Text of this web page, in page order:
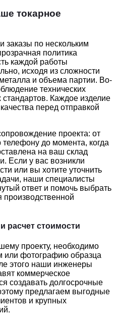
токарное
заказы по нескольким
политика
каждой работы
исходя из сложности
и объема партии. Во-
технических
Каждое изделие
перед отправкой
проекта: от
телефону до момента, когда
на ваш склад
Если у вас возникли
или вы хотите уточнить
наши специалисты
ответ и помочь выбрать
расчет стоимости
проекту, необходимо
или фотографию образца
этого наши инженеры
коммерческое
создавать долгосрочные
предлагаем выгодные
и крупных